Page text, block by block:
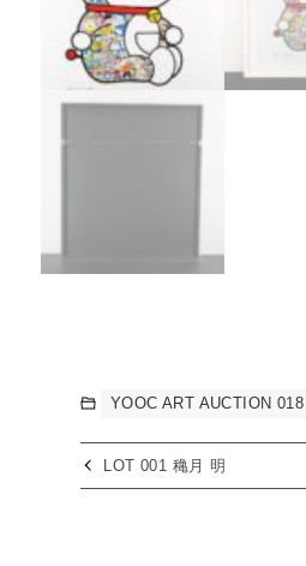
YOOC ART AUCTION 018
LOT 001 穐月 明